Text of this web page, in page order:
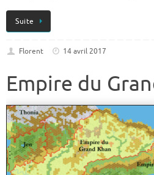
Suite
Florent 14 avril 2017
Empire du